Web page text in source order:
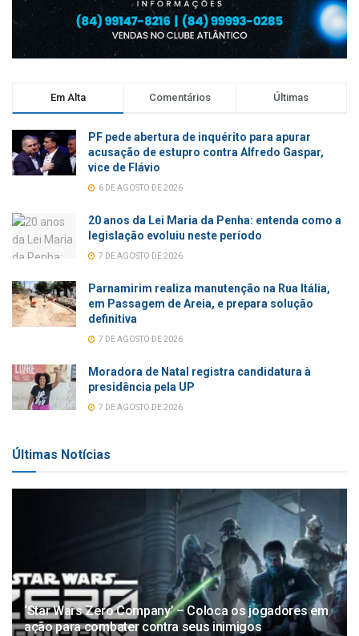
Em Alta Comentários Últimas
PF pede abertura de inquérito para apurar
acusação de estupro contra Alfredo Gaspar,
vice de Flávio
6 DE AGOSTO DE 2026
20 anos da Lei Maria da Penha: entenda como a
legislação evoluiu neste período
7 DE AGOSTO DE 2026
Parnamirim realiza manutenção na Rua Itália,
em Passagem de Areia, e prepara solução
definitiva
7 DE AGOSTO DE 2026
Moradora de Natal registra candidatura à
presidência pela UP
7 DE AGOSTO DE 2026
Últimas Notícias
‘Star Wars Zero Company’ – Coloca os jogadores em
ação para combater contra seus inimigos